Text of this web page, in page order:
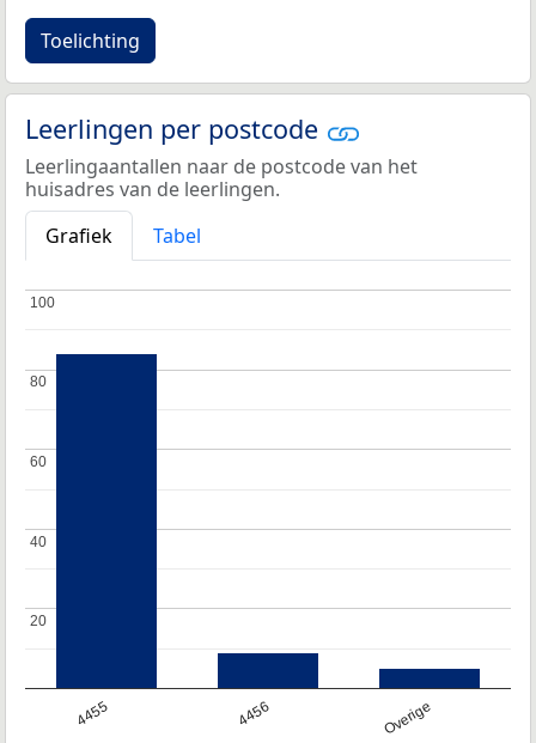
Toelichting
Leerlingen per postcode
Leerlingaantallen naar de postcode van het
huisadres van de leerlingen.
Grafiek
Tabel
4455 4456 Overige
20
20
40
40
60
60
80
80
100
100